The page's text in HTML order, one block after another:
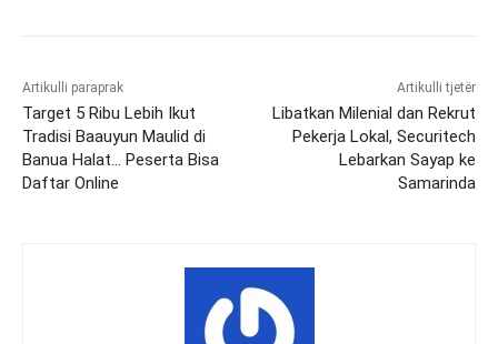
Artikulli paraprak
Target 5 Ribu Lebih Ikut
Tradisi Baauyun Maulid di
Banua Halat… Peserta Bisa
Daftar Online
Artikulli tjetër
Libatkan Milenial dan Rekrut
Pekerja Lokal, Securitech
Lebarkan Sayap ke
Samarinda